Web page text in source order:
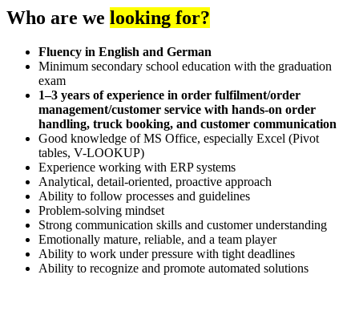
Who are we looking for?
Fluency in English and German
Minimum secondary school education with the graduation
exam
1–3 years of experience in order fulfilment/order
management/customer service with hands-on order
handling, truck booking, and customer communication
Good knowledge of MS Office, especially Excel (Pivot
tables, V-LOOKUP)
Experience working with ERP systems
Analytical, detail-oriented, proactive approach
Ability to follow processes and guidelines
Problem-solving mindset
Strong communication skills and customer understanding
Emotionally mature, reliable, and a team player
Ability to work under pressure with tight deadlines
Ability to recognize and promote automated solutions